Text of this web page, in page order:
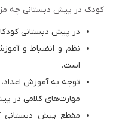
کودک در پیش دبستانی چه
در پیش دبستانی
نظم و انضباط و
است.
توجه به آموزش
مهارت‌های کلامی در
مقطع پیش دبستانی